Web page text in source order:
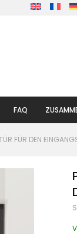
FAQ
FÜR DEN